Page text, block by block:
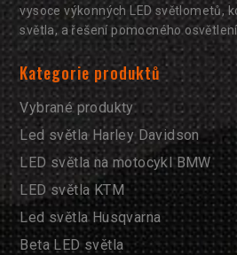
vysoce výkonných LED světlometů,
světla, a řešení pomocného
Kategorie produktů
Vybrané produkty
Led světla Harley Davidson
LED světla na motocykl BMW
LED světla KTM
Led světla Husqvarna
Beta LED světla